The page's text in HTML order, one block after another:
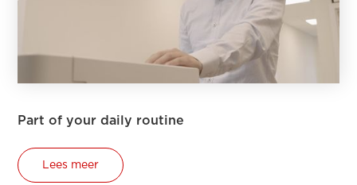
Part of your daily routine
Lees meer